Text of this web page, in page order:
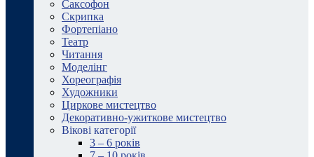
Саксофон
Скрипка
Фортепіано
Театр
Читання
Моделінг
Хореографія
Художники
Циркове мистецтво
Декоративно-ужиткове мистецтво
Вікові категорії
3 – 6 років